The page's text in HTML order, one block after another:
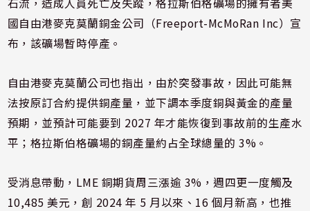
國自由港麥克莫蘭銅金公司（Freeport-McMoRan Inc）宣
布，該礦場暫時停產。
自由港麥克莫蘭公司也指出，由於突發事故，因此可能無
法按原訂合約提供銅產量，並下調本季度銅與黃金的產量
預期，並預計可能要到 2027 年才能恢復到事故前的生產水
平；格拉斯伯格礦場的銅產量約占全球總量的 3%。
受消息帶動，LME 銅期貨周三漲逾 3%，週四更一度觸及
10,485 美元，創 2024 年 5 月以來、16 個月新高，也推